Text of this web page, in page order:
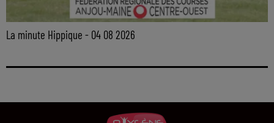
La minute Hippique - 04 08 2026